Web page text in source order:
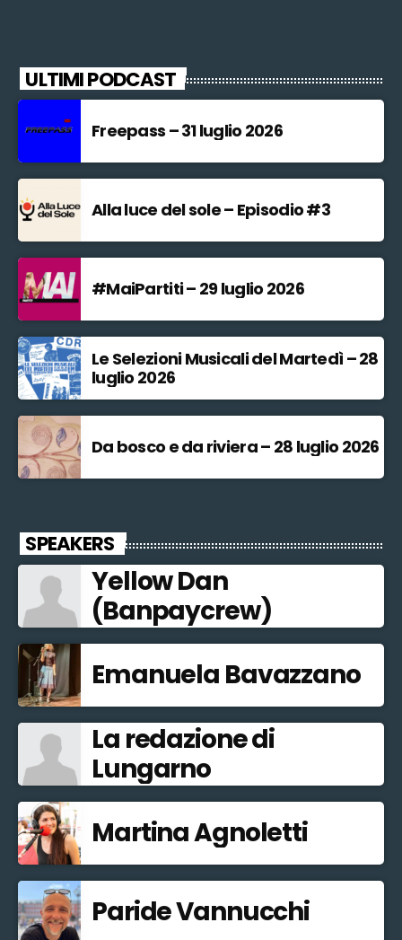
ULTIMI PODCAST
Freepass – 31 luglio 2026
Alla luce del sole – Episodio #3
#MaiPartiti – 29 luglio 2026
Le Selezioni Musicali del Martedì – 28
luglio 2026
Da bosco e da riviera – 28 luglio 2026
SPEAKERS
Yellow Dan
(Banpaycrew)
Emanuela Bavazzano
La redazione di
Lungarno
Martina Agnoletti
Paride Vannucchi